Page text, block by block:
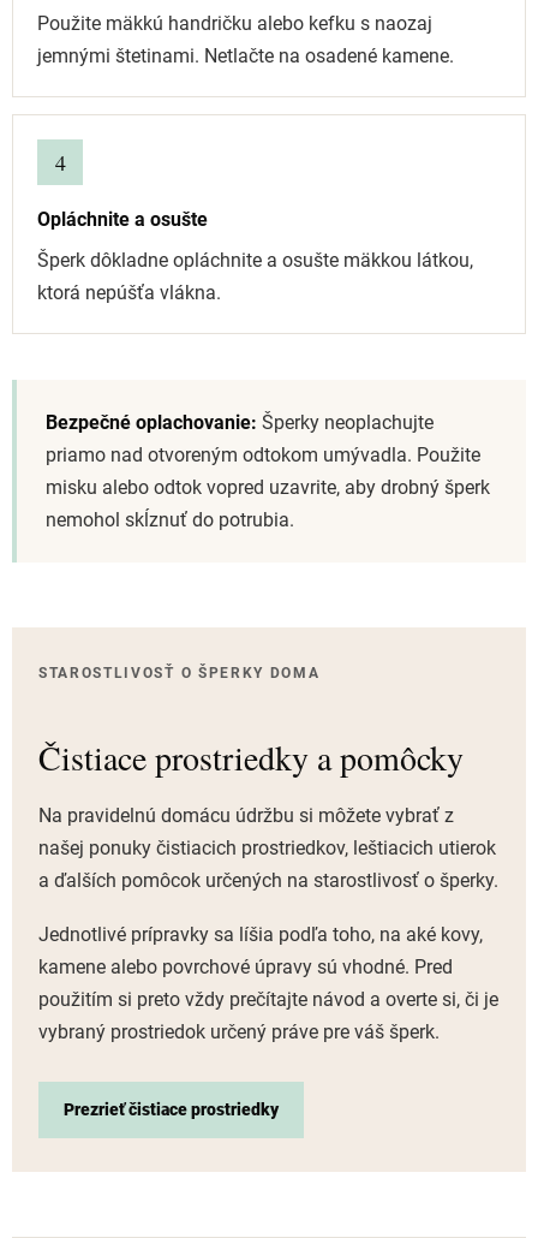
Použite mäkkú handričku alebo kefku s naozaj
jemnými štetinami. Netlačte na osadené kamene.
4
Opláchnite a osušte
Šperk dôkladne opláchnite a osušte mäkkou látkou,
ktorá nepúšťa vlákna.
Bezpečné oplachovanie: Šperky neoplachujte
priamo nad otvoreným odtokom umývadla. Použite
misku alebo odtok vopred uzavrite, aby drobný šperk
nemohol skĺznuť do potrubia.
STAROSTLIVOSŤ O ŠPERKY DOMA
Čistiace prostriedky a pomôcky
Na pravidelnú domácu údržbu si môžete vybrať z
našej ponuky čistiacich prostriedkov, leštiacich utierok
a ďalších pomôcok určených na starostlivosť o šperky.
Jednotlivé prípravky sa líšia podľa toho, na aké kovy,
kamene alebo povrchové úpravy sú vhodné. Pred
použitím si preto vždy prečítajte návod a overte si, či je
vybraný prostriedok určený práve pre váš šperk.
Prezrieť čistiace prostriedky